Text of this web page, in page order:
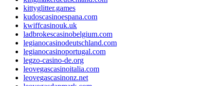
kittyglitter.games
kudoscasinoespana.com
kwiffcasinouk.uk
ladbrokescasinobelgium.com
legianocasinodeutschland.com
legianocasinoportugal.com
legzo-casino-de.org
leovegascasinoitalia.com
leovegascasinonz.net